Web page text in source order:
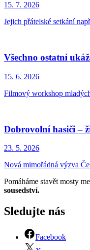
15. 7. 2026
Jejich přátelské setkání
Všechno ostatní
15. 6. 2026
Filmový workshop
Dobrovolní hasiči –
23. 5. 2026
Nová mimořádná výzva
Pomáháme stavět mosty
sousedství.
Sledujte nás
Facebook